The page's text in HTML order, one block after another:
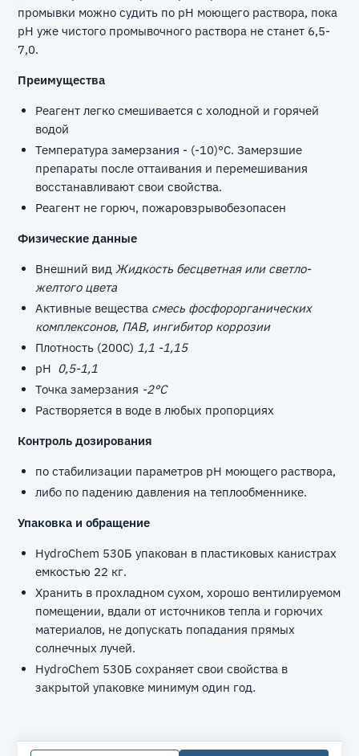
промывки можно судить по рН моющего раствора, пока
рН уже чистого промывочного раствора не станет 6,5-
7,0.
Преимущества
Реагент легко смешивается с холодной и горячей
водой
Температура замерзания - (-10)°С. Замерзшие
препараты после оттаивания и перемешивания
восстанавливают свои свойства.
Реагент не горюч, пожаровзрывобезопасен
Физические данные
Внешний вид Жидкость бесцветная или светло-
желтого цвета
Активные вещества смесь фосфорорганических
комплексонов, ПАВ, ингибитор коррозии
Плотность (200С) 1,1 -1,15
pН 0,5-1,1
Точка замерзания -2°С
Растворяется в воде в любых пропорциях
Контроль дозирования
по стабилизации параметров рН моющего раствора,
либо по падению давления на теплообменнике.
Упаковка и обращение
HydroChem 530Б упакован в пластиковых канистрах
емкостью 22 кг.
Хранить в прохладном сухом, хорошо вентилируемом
помещении, вдали от источников тепла и горючих
материалов, не допускать попадания прямых
солнечных лучей.
HydroChem 530Б сохраняет свои свойства в
закрытой упаковке минимум один год.